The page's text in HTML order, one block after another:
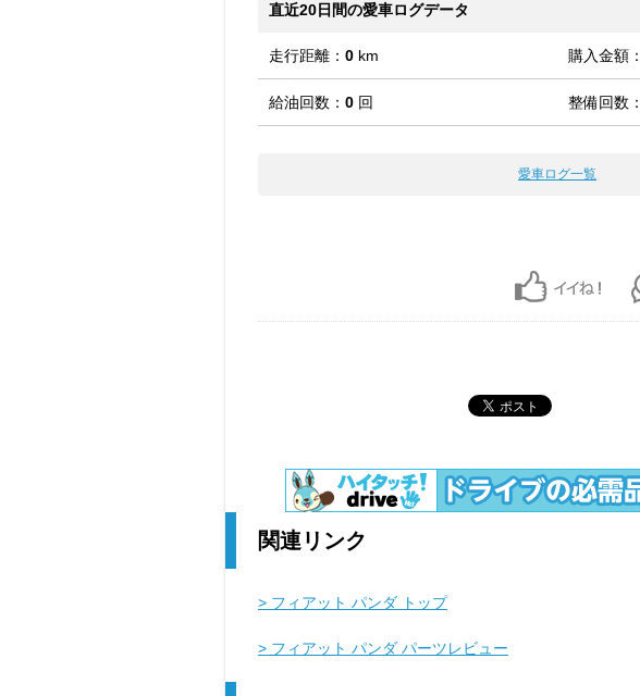
直近20日間の愛車ログデータ
走行距離： 0 km 購入金額：
給油回数： 0 回 整備回数：
愛車ログ一覧
関連リンク
> フィアット パンダ トップ
> フィアット パンダ パーツレビュー